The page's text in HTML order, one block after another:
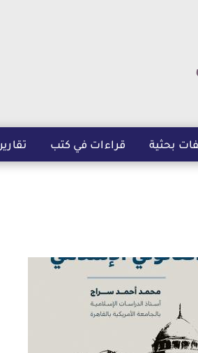
بحثية قراءات في كتب تقارير